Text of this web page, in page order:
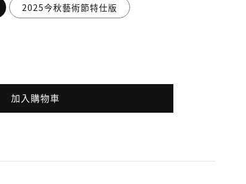
2025今秋藝術節特仕版
加入購物車